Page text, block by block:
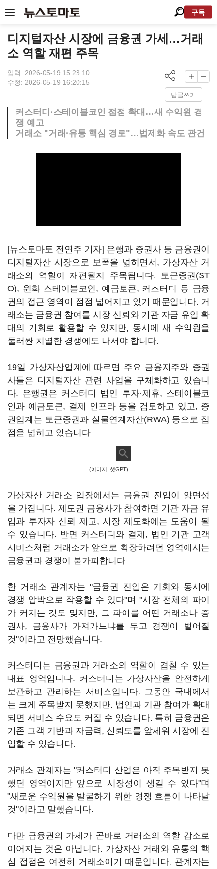
구독
디지털자산 시장에 금융권 가세…거래
소 역할 재편 주목
입력: 2026-05-19 15:23:10
수정: 2026-05-19 16:20:15
답글쓰기
커스터디·스테이블코인 접점 확대…새 수익원 경
쟁 예고
거래소 "거래·유통 핵심 경로"…법제화 속도 관건
[뉴스토마토 전연주 기자] 은행과 증권사 등 금융권이
디지털자산 시장으로 보폭을 넓히면서, 가상자산 거
래소의 역할이 재편될지 주목됩니다. 토큰증권(ST
O), 원화 스테이블코인, 예금토큰, 커스터디 등 금융
권의 접근 영역이 점점 넓어지고 있기 때문입니다. 거
래소는 금융권 참여를 시장 신뢰와 기관 자금 유입 확
대의 기회로 활용할 수 있지만, 동시에 새 수익원을
둘러싼 치열한 경쟁에도 나서야 합니다.
19일 가상자산업계에 따르면 주요 금융지주와 증권
사들은 디지털자산 관련 사업을 구체화하고 있습니
다. 은행권은 커스터디 법인 투자·제휴, 스테이블코
인과 예금토큰, 결제 인프라 등을 검토하고 있고, 증
권업계는 토큰증권과 실물연계자산(RWA) 등으로 접
점을 넓히고 있습니다.
(이미지=챗GPT)
가상자산 거래소 입장에서는 금융권 진입이 양면성
을 가집니다. 제도권 금융사가 참여하면 기관 자금 유
입과 투자자 신뢰 제고, 시장 제도화에는 도움이 될
수 있습니다. 반면 커스터디와 결제, 법인·기관 고객
서비스처럼 거래소가 앞으로 확장하려던 영역에서는
금융권과 경쟁이 불가피합니다.
한 거래소 관계자는 "금융권 진입은 기회와 동시에
경쟁 압박으로 작용할 수 있다"며 "시장 전체의 파이
가 커지는 것도 맞지만, 그 파이를 어떤 거래소나 증
권사, 금융사가 가져가느냐를 두고 경쟁이 벌어질
것"이라고 전망했습니다.
커스터디는 금융권과 거래소의 역할이 겹칠 수 있는
대표 영역입니다. 커스터디는 가상자산을 안전하게
보관하고 관리하는 서비스입니다. 그동안 국내에서
는 크게 주목받지 못했지만, 법인과 기관 참여가 확대
되면 서비스 수요도 커질 수 있습니다. 특히 금융권은
기존 고객 기반과 자금력, 신뢰도를 앞세워 시장에 진
입할 수 있습니다.
거래소 관계자는 "커스터디 산업은 아직 주목받지 못
했던 영역이지만 앞으로 시장성이 생길 수 있다"며
"새로운 수익원을 발굴하기 위한 경쟁 흐름이 나타날
것"이라고 말했습니다.
다만 금융권의 가세가 곧바로 거래소의 역할 감소로
이어지는 것은 아닙니다. 가상자산 거래와 유통의 핵
심 접점은 여전히 거래소이기 때문입니다. 관계자는